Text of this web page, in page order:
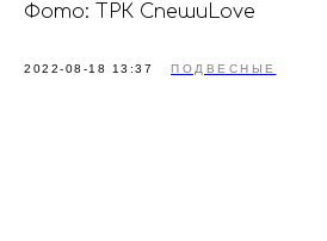
Фото: ТРК СпешиLove
2022-08-18 13:37 ПОДВЕСНЫЕ